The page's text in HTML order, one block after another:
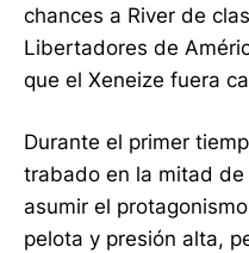
chances a River de
Libertadores de
que el Xeneize fuera
Durante el primer
trabado en la mitad
asumir el
pelota y presión alta,